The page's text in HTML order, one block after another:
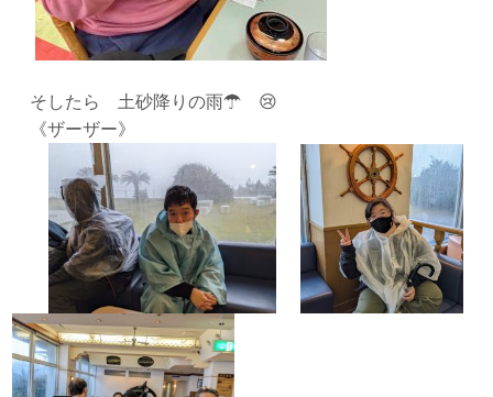
そしたら 土砂降りの雨☂ 😢
《ザーザー》